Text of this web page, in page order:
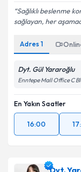
Sağlıklı beslenme
sağlayan, her
Adres 1
Dyt. Gül Yararoğlu
Enntepe Mall Office C
En Yakın Saatler
16:00
Dyt.